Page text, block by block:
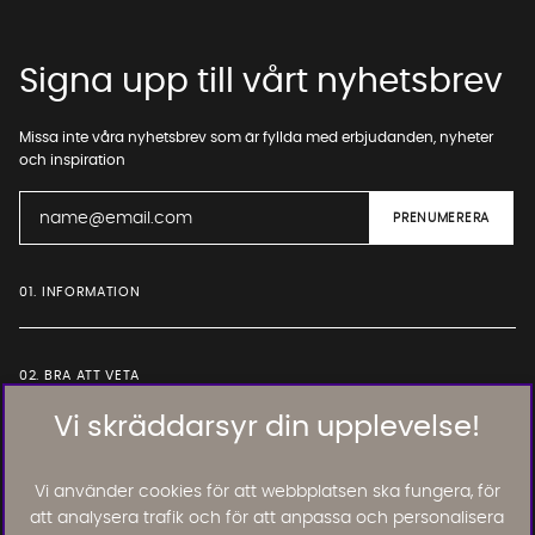
Vi skräddarsyr din upplevelse!
Vi använder cookies för att webbplatsen ska fungera, för
att analysera trafik och för att anpassa och personalisera
Signa upp till vårt nyhetsbrev
Missa inte våra nyhetsbrev som är fyllda med erbjudanden, nyheter
och inspiration
01. INFORMATION
02. BRA ATT VETA